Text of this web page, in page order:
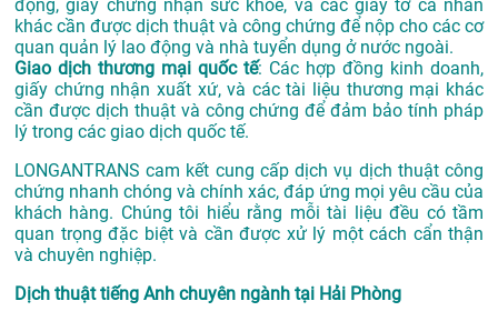
động, giấy chứng nhận sức khỏe, và các giấy tờ cá nhân
khác cần được dịch thuật và công chứng để nộp cho các cơ
quan quản lý lao động và nhà tuyển dụng ở nước ngoài.
Giao dịch thương mại quốc tế: Các hợp đồng kinh doanh,
giấy chứng nhận xuất xứ, và các tài liệu thương mại khác
cần được dịch thuật và công chứng để đảm bảo tính pháp
lý trong các giao dịch quốc tế.
LONGANTRANS cam kết cung cấp dịch vụ dịch thuật công
chứng nhanh chóng và chính xác, đáp ứng mọi yêu cầu của
khách hàng. Chúng tôi hiểu rằng mỗi tài liệu đều có tầm
quan trọng đặc biệt và cần được xử lý một cách cẩn thận
và chuyên nghiệp.
Dịch thuật tiếng Anh chuyên ngành tại Hải Phòng